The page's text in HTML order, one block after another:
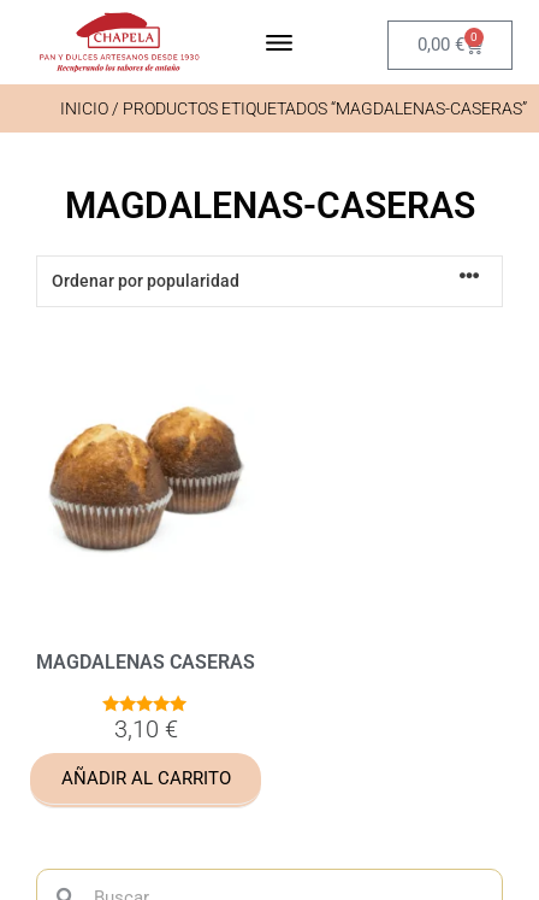
0,00 € 0
INICIO/ PRODUCTOS ETIQUETADOS “MAGDALENAS-CASERAS”
MAGDALENAS-CASERAS
MAGDALENAS CASERAS
4.83
de 5
3,10 €
AÑADIR AL CARRITO